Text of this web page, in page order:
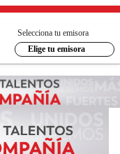
Selecciona tu emisora
Elige tu emisora